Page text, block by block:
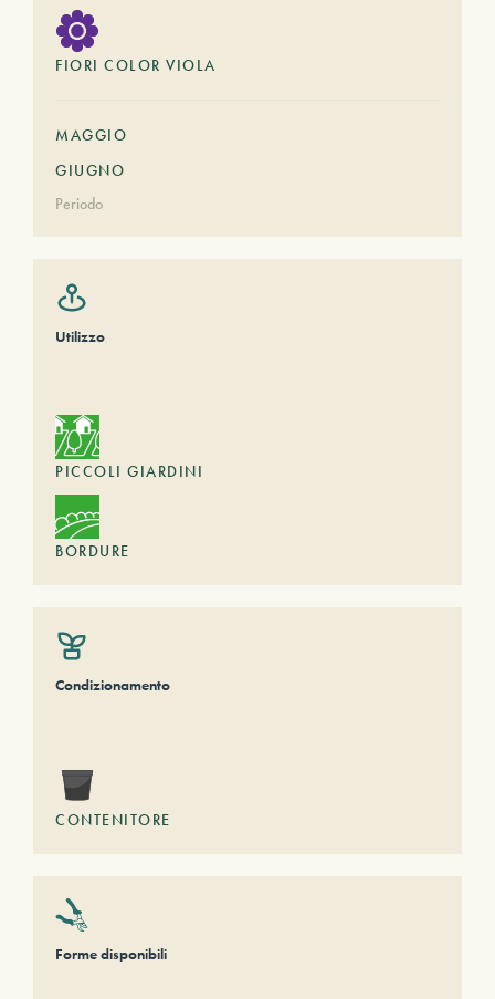
FIORI COLOR VIOLA
MAGGIO
GIUGNO
Periodo
Utilizzo
PICCOLI GIARDINI
BORDURE
Condizionamento
CONTENITORE
Forme disponibili